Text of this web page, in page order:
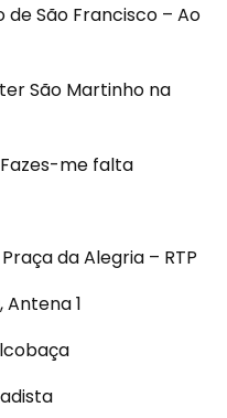
São Francisco – Ao
São Martinho na
Fazes-me falta
da Alegria – RTP
Antena 1